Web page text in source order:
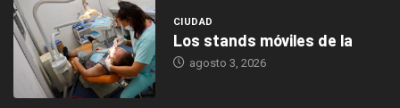
CIUDAD
Los stands móviles de la
agosto 3, 2026